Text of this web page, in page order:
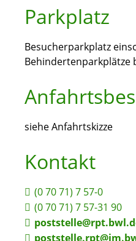
Parkplatz
Besucherparkplatz
Behindertenparkplätze
siehe Anfahrtskizze
Kontakt
(0 70 71) 7 57-0
(0 70 71) 7 57-31 90